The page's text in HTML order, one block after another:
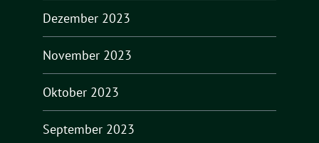
Dezember 2023
November 2023
Oktober 2023
September 2023